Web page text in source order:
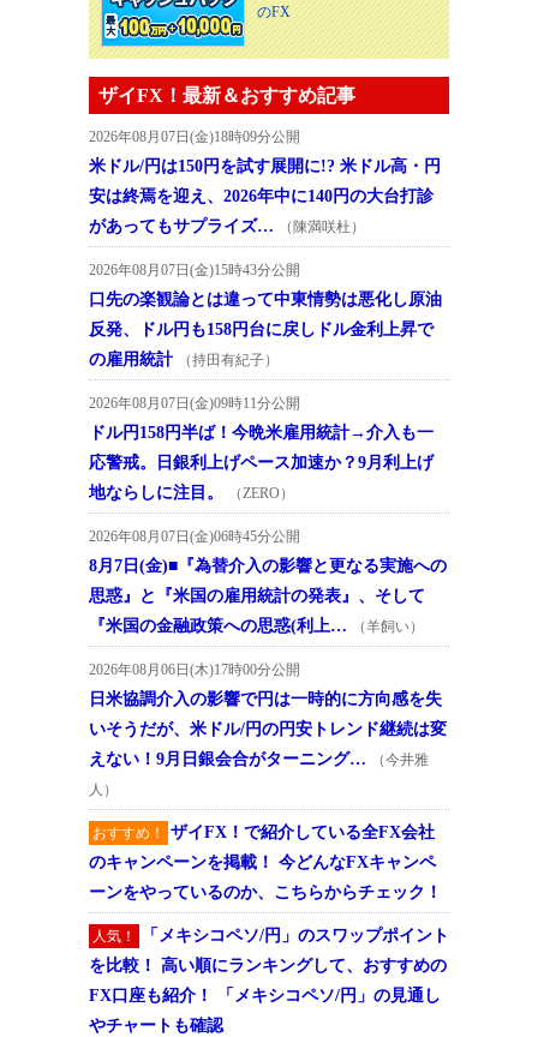
のFX
ザイFX！最新＆おすすめ記事
2026年08月07日(金)18時09分公開
米ドル/円は150円を試す展開に!? 米ドル高・円
安は終焉を迎え、2026年中に140円の大台打診
があってもサプライズ…
（陳満咲杜）
2026年08月07日(金)15時43分公開
口先の楽観論とは違って中東情勢は悪化し原油
反発、ドル円も158円台に戻しドル金利上昇で
の雇用統計
（持田有紀子）
2026年08月07日(金)09時11分公開
ドル円158円半ば！今晩米雇用統計→介入も一
応警戒。日銀利上げペース加速か？9月利上げ
地ならしに注目。
（ZERO）
2026年08月07日(金)06時45分公開
8月7日(金)■『為替介入の影響と更なる実施への
思惑』と『米国の雇用統計の発表』、そして
『米国の金融政策への思惑(利上…
（羊飼い）
2026年08月06日(木)17時00分公開
日米協調介入の影響で円は一時的に方向感を失
いそうだが、米ドル/円の円安トレンド継続は変
えない！9月日銀会合がターニング…
（今井雅
人）
おすすめ！
ザイFX！で紹介している全FX会社
のキャンペーンを掲載！ 今どんなFXキャンペ
ーンをやっているのか、こちらからチェック！
人気！
「メキシコペソ/円」のスワップポイント
を比較！ 高い順にランキングして、おすすめの
FX口座も紹介！ 「メキシコペソ/円」の見通し
やチャートも確認